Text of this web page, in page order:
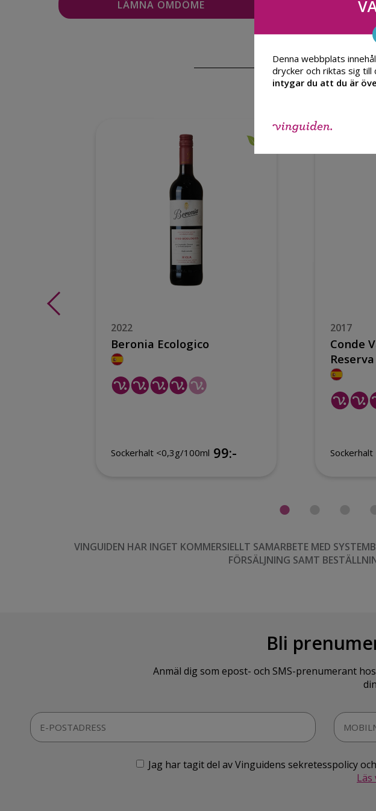
Du
2022
Beronia Ecologico
Sockerhalt <0,3g/100ml 99:-
2017
Conde
Reserva
VINGUIDEN HAR INGET KOMMERSIELLT SAMARBETE MED
FÖRSÄLJNING SAMT
Bli
Anmäl dig som epost- och SMS-prenumerant
Jag har tagit del av Vinguidens sekretesspolicy
Denna webbplats
drycker och riktas sig till
intygar du att du är